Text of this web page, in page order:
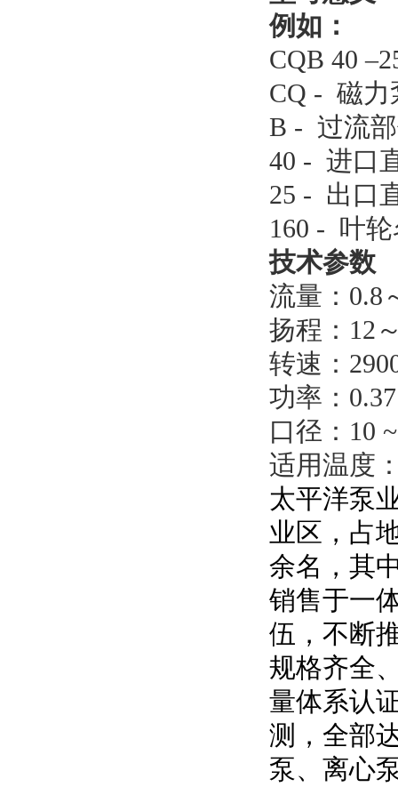
例如：
CQB 40
CQ - 磁力
B - 过流
40 - 进口
25 - 出口
160 - 叶
技术参数
流量：0.8
扬程：12
转速：
功率：
口径：10
适用温度
太平洋泵
业区，占
余名，其
销售于一
伍，不断
规格齐全
量体系认
测，全部
泵、离心